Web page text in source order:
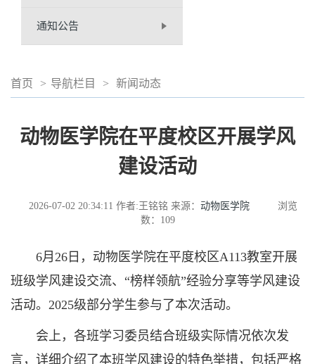
通知公告
首页 > 导航栏目 > 新闻动态
动物医学院在平度校区开展学风
建设活动
2026-07-02 20:34:11 作者:王铭铭 来源： 动物医学院
浏览
数： 109
6月26日，动物医学院在平度校区A113教室开展
班级学风建设交流、“榜样领航”经验分享等学风建设
活动。2025级部分学生参与了本次活动。
会上，各班学习委员结合班级实际情况依次发
言，详细介绍了本班学风建设的特色举措，包括严格